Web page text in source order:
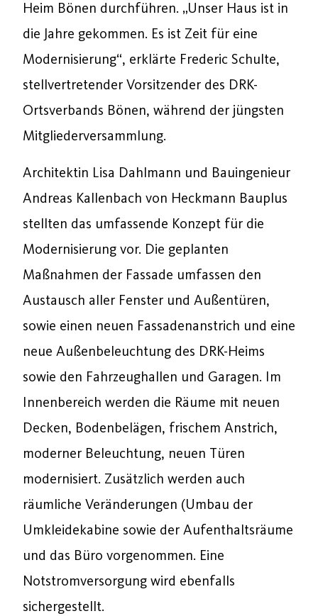
Heim Bönen durchführen. „Unser Haus ist in
die Jahre gekommen. Es ist Zeit für eine
Modernisierung“, erklärte Frederic Schulte,
stellvertretender Vorsitzender des DRK-
Ortsverbands Bönen, während der jüngsten
Mitgliederversammlung.
Architektin Lisa Dahlmann und Bauingenieur
Andreas Kallenbach von Heckmann Bauplus
stellten das umfassende Konzept für die
Modernisierung vor. Die geplanten
Maßnahmen der Fassade umfassen den
Austausch aller Fenster und Außentüren,
sowie einen neuen Fassadenanstrich und eine
neue Außenbeleuchtung des DRK-Heims
sowie den Fahrzeughallen und Garagen. Im
Innenbereich werden die Räume mit neuen
Decken, Bodenbelägen, frischem Anstrich,
moderner Beleuchtung, neuen Türen
modernisiert. Zusätzlich werden auch
räumliche Veränderungen (Umbau der
Umkleidekabine sowie der Aufenthaltsräume
und das Büro vorgenommen. Eine
Notstromversorgung wird ebenfalls
sichergestellt.